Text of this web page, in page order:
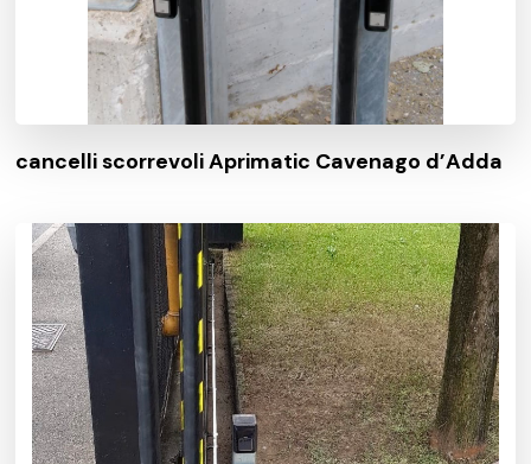
cancelli scorrevoli Aprimatic Cavenago d’Adda